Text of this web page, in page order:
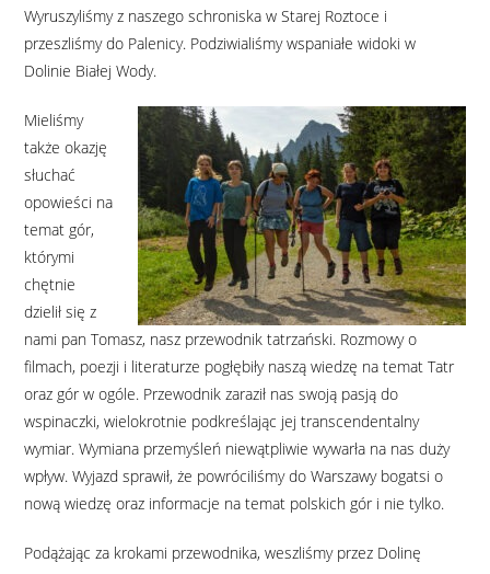
Wyruszyliśmy z naszego schroniska w Starej Roztoce i
przeszliśmy do Palenicy. Podziwialiśmy wspaniałe widoki w
Dolinie Białej Wody.
Mieliśmy
także okazję
słuchać
opowieści na
temat gór,
którymi
chętnie
dzielił się z
nami pan Tomasz, nasz przewodnik tatrzański. Rozmowy o
filmach, poezji i literaturze pogłębiły naszą wiedzę na temat Tatr
oraz gór w ogóle. Przewodnik zaraził nas swoją pasją do
wspinaczki, wielokrotnie podkreślając jej transcendentalny
wymiar. Wymiana przemyśleń niewątpliwie wywarła na nas duży
wpływ. Wyjazd sprawił, że powróciliśmy do Warszawy bogatsi o
nową wiedzę oraz informacje na temat polskich gór i nie tylko.
Podążając za krokami przewodnika, weszliśmy przez Dolinę